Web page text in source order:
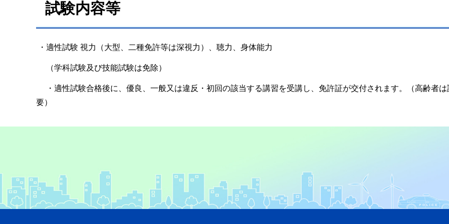
試験内容等
・適性試験 視力（大型、二種免許等は深視力）、聴力、身体能力
（学科試験及び技能試験は免除）
・適性試験合格後に、優良、一般又は違反・初回の該当する講習を受講し、免許証が交付されます。（高齢者は
要）